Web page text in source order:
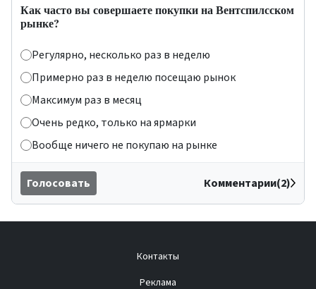
Как часто вы совершаете покупки на Вентспилсском
рынке?
Регулярно, несколько раз в неделю
Примерно раз в неделю посещаю рынок
Максимум раз в месяц
Очень редко, только на ярмарки
Вообще ничего не покупаю на рынке
Голосовать Комментарии(2)
Контакты
Реклама